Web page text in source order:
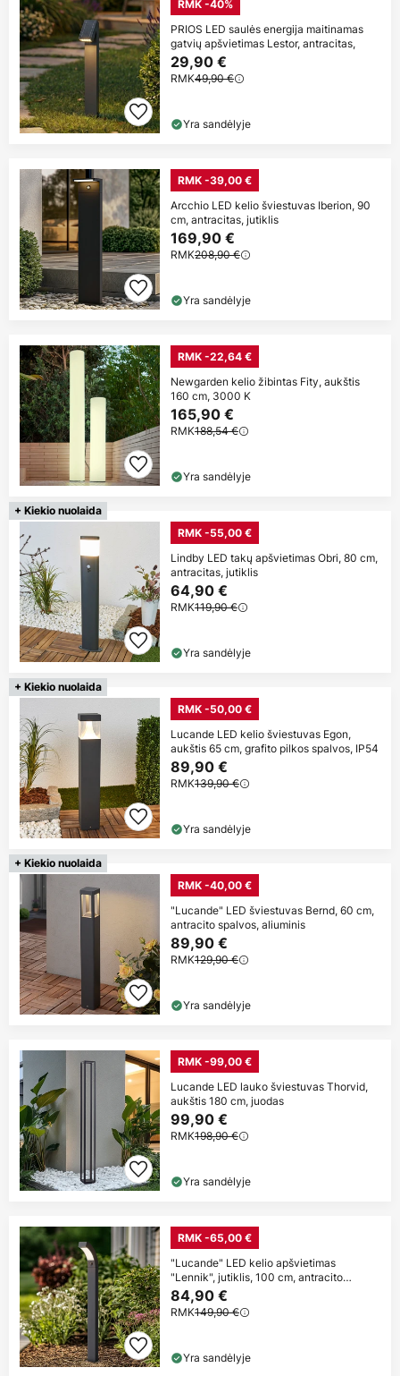
RMK -40%
PRIOS LED saulės energija maitinamas
gatvių apšvietimas Lestor, antracitas,
29,90 €
RMK49,90 €
Yra sandėlyje
RMK -39,00 €
Arcchio LED kelio šviestuvas Iberion, 90
cm, antracitas, jutiklis
169,90 €
RMK208,90 €
Yra sandėlyje
RMK -22,64 €
Newgarden kelio žibintas Fity, aukštis
160 cm, 3000 K
165,90 €
RMK188,54 €
Yra sandėlyje
+ Kiekio nuolaida
RMK -55,00 €
Lindby LED takų apšvietimas Obri, 80 cm,
antracitas, jutiklis
64,90 €
RMK119,90 €
Yra sandėlyje
+ Kiekio nuolaida
RMK -50,00 €
Lucande LED kelio šviestuvas Egon,
aukštis 65 cm, grafito pilkos spalvos, IP54
89,90 €
RMK139,90 €
Yra sandėlyje
+ Kiekio nuolaida
RMK -40,00 €
"Lucande" LED šviestuvas Bernd, 60 cm,
antracito spalvos, aliuminis
89,90 €
RMK129,90 €
Yra sandėlyje
RMK -99,00 €
Lucande LED lauko šviestuvas Thorvid,
aukštis 180 cm, juodas
99,90 €
RMK198,90 €
Yra sandėlyje
RMK -65,00 €
"Lucande" LED kelio apšvietimas
"Lennik", jutiklis, 100 cm, antracito
spalvos
84,90 €
RMK149,90 €
Yra sandėlyje